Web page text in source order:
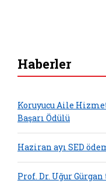
Haberler
Koruyucu Aile
Başarı Ödülü
Haziran ayı SED
Prof. Dr. Uğur